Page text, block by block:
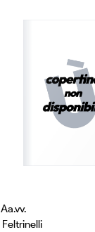
Aa.vv.
Feltrinelli